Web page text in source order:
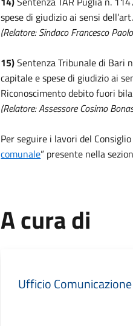
spese di giudizio ai sensi
(Relatore: Sindaco Francesco
15)Sentenza Tribunale di Bari
capitale e spese di giudizio ai
Riconoscimento debito fuori
(Relatore: Assessore Cosimo
Per seguire i lavori del
comunale” presente nella
A cura di
Ufficio